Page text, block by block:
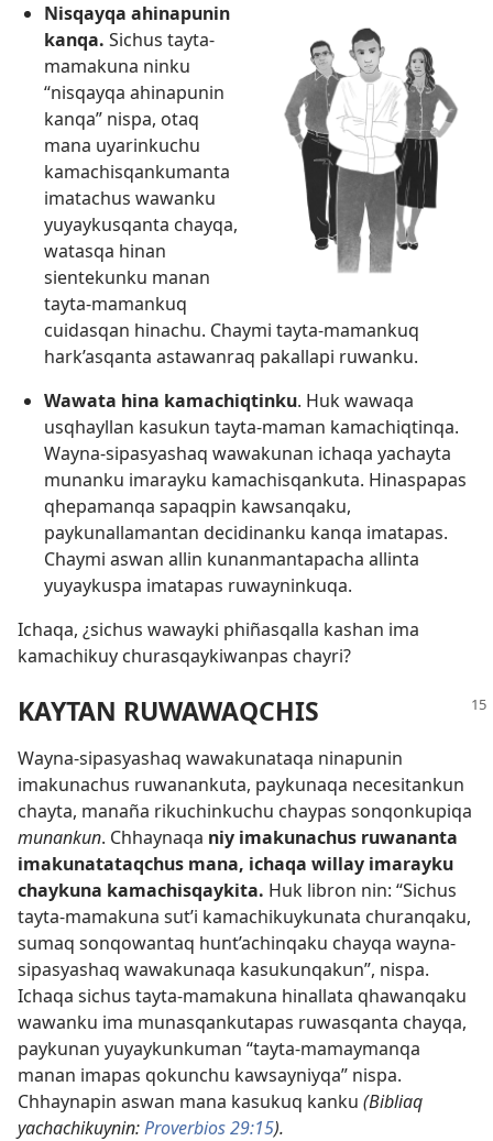
Nisqayqa ahinapunin
kanqa. Sichus tayta-
mamakuna ninku
“nisqayqa ahinapunin
kanqa” nispa, otaq
mana uyarinkuchu
kamachisqankumanta
imatachus wawanku
yuyaykusqanta chayqa,
watasqa hinan
sientekunku manan
tayta-mamankuq
cuidasqan hinachu. Chaymi tayta-mamankuq
hark’asqanta astawanraq pakallapi ruwanku.
Wawata hina kamachiqtinku. Huk wawaqa
usqhayllan kasukun tayta-maman kamachiqtinqa.
Wayna-sipasyashaq wawakunan ichaqa yachayta
munanku imarayku kamachisqankuta. Hinaspapas
qhepamanqa sapaqpin kawsanqaku,
paykunallamantan decidinanku kanqa imatapas.
Chaymi aswan allin kunanmantapacha allinta
yuyaykuspa imatapas ruwayninkuqa.
Ichaqa, ¿sichus wawayki phiñasqalla kashan ima
kamachikuy churasqaykiwanpas chayri?
KAYTAN RUWAWAQCHIS
Wayna-sipasyashaq wawakunataqa ninapunin
imakunachus ruwanankuta, paykunaqa necesitankun
chayta, manaña rikuchinkuchu chaypas sonqonkupiqa
munankun. Chhaynaqa niy imakunachus ruwananta
imakunatataqchus mana, ichaqa willay imarayku
chaykuna kamachisqaykita. Huk libron nin: “Sichus
tayta-mamakuna sut’i kamachikuykunata churanqaku,
sumaq sonqowantaq hunt’achinqaku chayqa wayna-
sipasyashaq wawakunaqa kasukunqakun”, nispa.
Ichaqa sichus tayta-mamakuna hinallata qhawanqaku
wawanku ima munasqankutapas ruwasqanta chayqa,
paykunan yuyaykunkuman “tayta-mamaymanqa
manan imapas qokunchu kawsayniyqa” nispa.
Chhaynapin aswan mana kasukuq kanku (Bibliaq
yachachikuynin:Proverbios 29:15).